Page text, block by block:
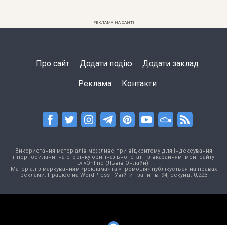
РЕКЛАМА НА САЙТІ
Про сайт Додати подію Додати заклад
Реклама Контакти
Використання матеріалів можливе при відкритому для індексування
гіперпосиланні на сторінку оригінальної статті з вказанням імені сайту
LvivOnline (Львів Онлайн).
Матеріал з маркуванням «реклама» та «промоція» публікується на правах
реклами. Працює на WordPress| Увійти | запитів: 94, секунд: 0,223